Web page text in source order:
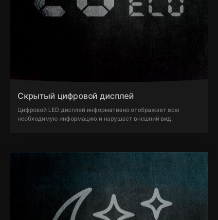
Скрытый цифровой дисплей
Цифровой LED дисплей информативно отображает всю
необходимую информацию и нарушает внешний вид.